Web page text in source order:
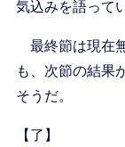
気込みを語って
最終節は現在
も、次節の結果
そうだ。
【了】